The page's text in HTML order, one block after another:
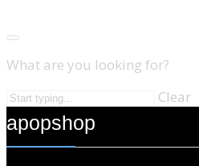
What are you looking for?
Clear
apopshop